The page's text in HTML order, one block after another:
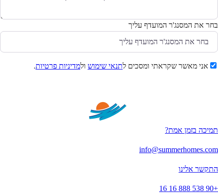
בחר את המסנג'ר המועדף עליך
אני מאשר שקראתי ומסכים לתנאי שימוש ולמדיניות פרטיות.
תמיכה בזמן אמת?
info@summerhomes.com
התקשר אלינו
+90 538 888 16 16